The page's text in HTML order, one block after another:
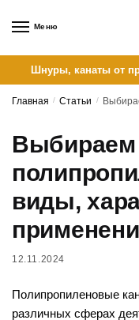
Меню
Шнуры, канаты от
Главная / Статьи / Выбираем
Выбираем
виды,
12.11.2024
Полипропиленовые
различных сферах